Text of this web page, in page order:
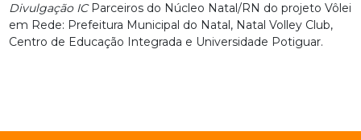
Divulgação ICParceiros do Núcleo Natal/RN do projeto Vôlei
em Rede: Prefeitura Municipal do Natal, Natal Volley Club,
Centro de Educação Integrada e Universidade Potiguar.